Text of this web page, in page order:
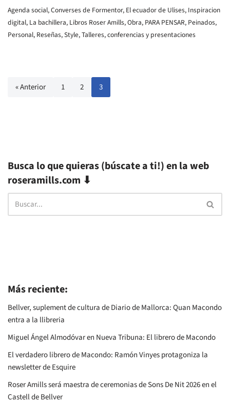
Agenda social,Converses de Formentor, El ecuador de Ulises, Inspiracion
digital, La bachillera, Libros Roser Amills,Obra, PARA PENSAR, Peinados,
Personal, Reseñas,Style,Talleres, conferencias y presentaciones
« Anterior 1 2 3
Busca lo que quieras (búscate a ti!) en la web
roseramills.com ⬇
Más reciente:
Bellver, suplement de cultura de Diario de Mallorca: Quan Macondo
entra a la llibreria
Miguel Ángel Almodóvar en Nueva Tribuna: El librero de Macondo
El verdadero librero de Macondo: Ramón Vinyes protagoniza la
newsletter de Esquire
Roser Amills será maestra de ceremonias de Sons De Nit 2026 en el
Castell de Bellver